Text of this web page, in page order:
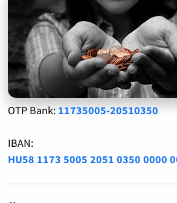
OTP Bank: 11735005-20510350
IBAN:
HU58 1173 5005 2051 0350 0000